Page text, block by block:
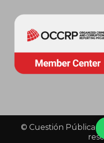
© Cuestión Pública